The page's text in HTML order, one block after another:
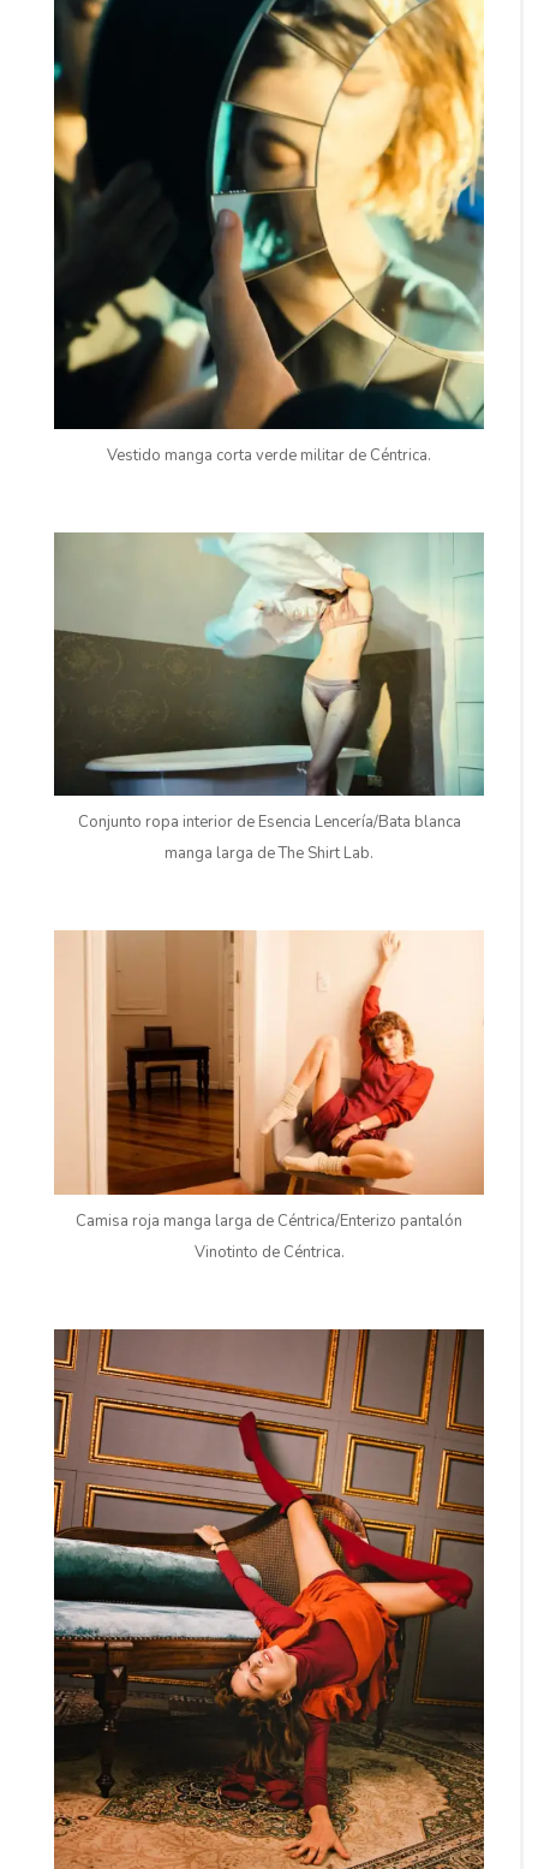
Vestido manga corta verde militar de Céntrica.
Conjunto ropa interior de Esencia Lencería/Bata blanca
manga larga de The Shirt Lab.
Camisa roja manga larga de Céntrica/Enterizo pantalón
Vinotinto de Céntrica.